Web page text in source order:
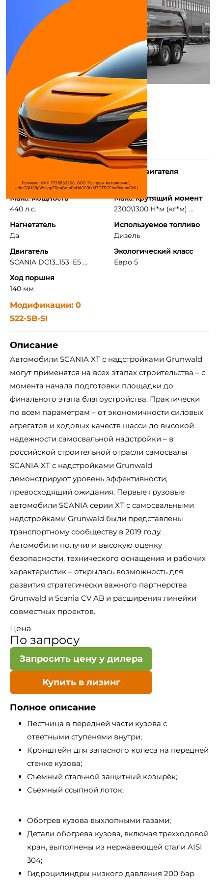
Объем двигателя
12700 см³
Макс. мощность
440 л.с.
Макс. крутящий момент
2300\1300 Н*м (кг*м) ...
Нагнетатель
Да
Используемое топливо
Дизель
Двигатель
SCANIA DС13_153, E5 ...
Экологический класс
Евро 5
Ход поршня
140 мм
Модификации: 0
S22-SB-SI
Описание
Автомобили SCANIA XT с надстройками Grunwald
могут применятся на всех этапах строительства – с
момента начала подготовки площадки до
финального этапа благоустройства. Практически
по всем параметрам – от экономичности силовых
агрегатов и ходовых качеств шасси до высокой
надежности самосвальной надстройки – в
российской строительной отрасли самосвалы
SCANIA XT с надстройками Grunwald
демонстрируют уровень эффективности,
превосходящий ожидания. Первые грузовые
автомобили SCANIA серии XT с самосвальными
надстройками Grunwald были представлены
транспортному сообществу в 2019 году.
Автомобили получили высокую оценку
безопасности, технического оснащения и рабочих
характеристик – открылась возможность для
развития стратегически важного партнерства
Grunwald и Scania CV AB и расширения линейки
совместных проектов.
Цена
По запросу
Запросить цену у дилера
Купить в лизинг
Полное описание
Лестница в передней части кузова с
ответными ступенями внутри;
Кронштейн для запасного колеса на передней
стенке кузова;
Съемный стальной защитный козырёк;
Съемный ссыпной лоток;
Обогрев кузова выхлопными газами;
Детали обогрева кузова, включая трехходовой
кран, выполнены из нержавеющей стали AISI
304;
Гидроцилиндры низкого давления 200 бар